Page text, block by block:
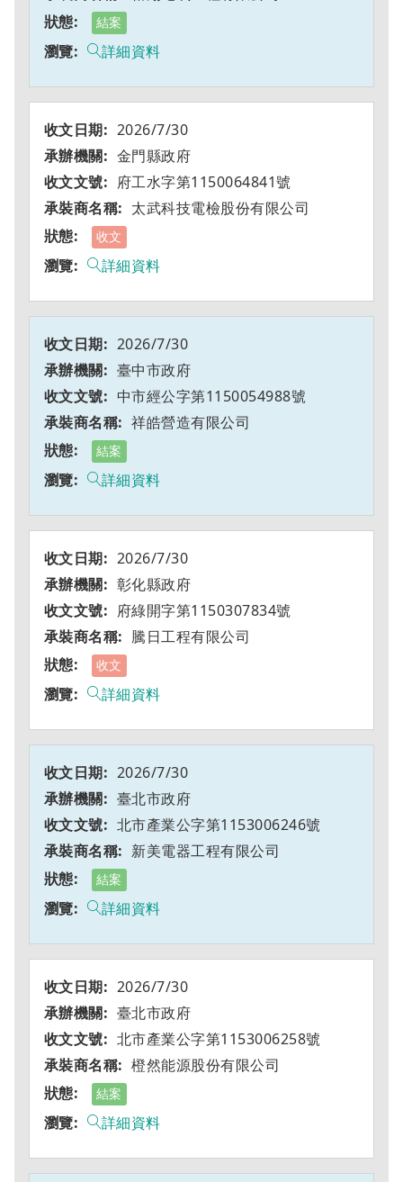
結案
詳細資料
2026/7/30
金門縣政府
府工水字第1150064841號
太武科技電檢股份有限公司
收文
詳細資料
2026/7/30
臺中市政府
中市經公字第1150054988號
祥皓營造有限公司
結案
詳細資料
2026/7/30
彰化縣政府
府綠開字第1150307834號
騰日工程有限公司
收文
詳細資料
2026/7/30
臺北市政府
北市產業公字第1153006246號
新美電器工程有限公司
結案
詳細資料
2026/7/30
臺北市政府
北市產業公字第1153006258號
橙然能源股份有限公司
結案
詳細資料